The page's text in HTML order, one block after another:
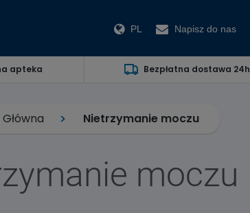
PL Napisz do nas
apteka Bezpłatna dostawa 24h
Nietrzymanie moczu
moczu